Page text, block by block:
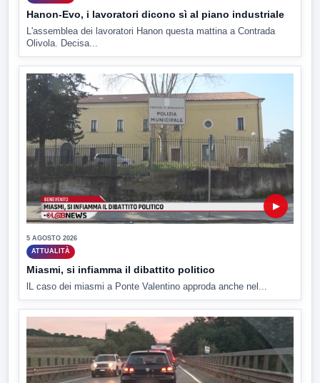
Hanon-Evo, i lavoratori dicono sì al piano industriale
L'assemblea dei lavoratori Hanon questa mattina a Contrada
Olivola. Decisa...
▶
5 AGOSTO 2026
ATTUALITÀ
Miasmi, si infiamma il dibattito politico
lL caso dei miasmi a Ponte Valentino approda anche nel...